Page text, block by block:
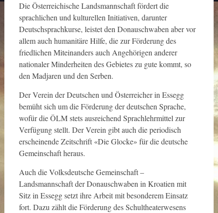
Die Österreichische Landsmannschaft fördert die
sprachlichen und kulturellen Initiativen, darunter
Deutschsprachkurse, leistet den Donauschwaben aber vor
allem auch humanitäre Hilfe, die zur Förderung des
friedlichen Miteinanders auch Angehörigen anderer
nationaler Minderheiten des Gebietes zu gute kommt, so
den Madjaren und den Serben.
Der Verein der Deutschen und Österreicher in Essegg
bemüht sich um die Förderung der deutschen Sprache,
wofür die ÖLM stets ausreichend Sprachlehrmittel zur
Verfügung stellt. Der Verein gibt auch die periodisch
erscheinende Zeitschrift «Die Glocke» für die deutsche
Gemeinschaft heraus.
Auch die Volksdeutsche Gemeinschaft –
Landsmannschaft der Donauschwaben in Kroatien mit
Sitz in Essegg setzt ihre Arbeit mit besonderem Einsatz
fort. Dazu zählt die Förderung des Schultheaterwesens